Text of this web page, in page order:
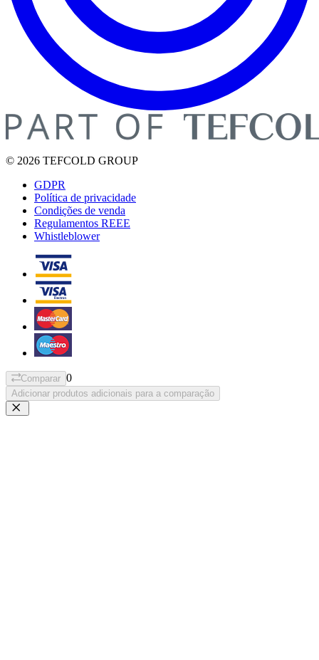
© 2026 TEFCOLD GROUP
GDPR
Política de privacidade
Condições de venda
Regulamentos REEE
Whistleblower
Comparar 0
Adicionar produtos adicionais para a comparação